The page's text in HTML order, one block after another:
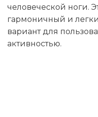
человеческой ноги.
гармоничный и
вариант для
активностью.